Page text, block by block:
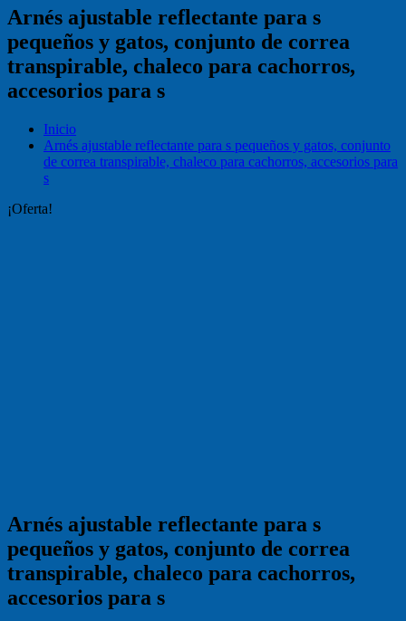
Arnés ajustable reflectante para s
pequeños y gatos, conjunto de correa
transpirable, chaleco para cachorros,
accesorios para s
Inicio
Arnés ajustable reflectante para s pequeños y gatos, conjunto
de correa transpirable, chaleco para cachorros, accesorios para
s
¡Oferta!
Arnés ajustable reflectante para s
pequeños y gatos, conjunto de correa
transpirable, chaleco para cachorros,
accesorios para s